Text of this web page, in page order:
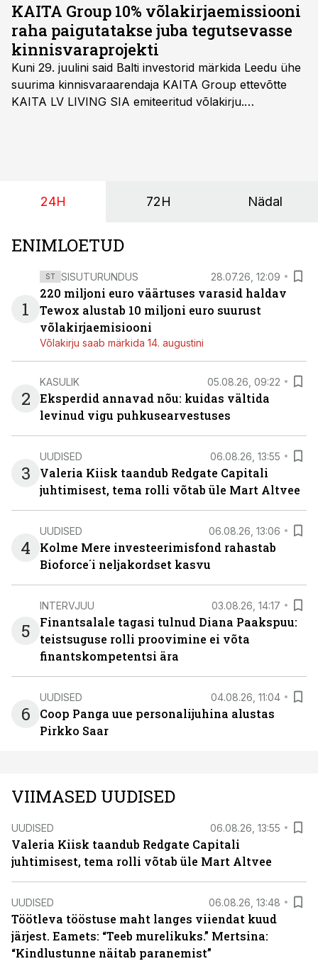
KAITA Group 10% võlakirjaemissiooni
raha paigutatakse juba tegutsevasse
kinnisvaraprojekti
Kuni 29. juulini said Balti investorid märkida Leedu ühe
suurima kinnisvaraarendaja KAITA Group ettevõtte
KAITA LV LIVING SIA emiteeritud võlakirju.
24H 72H Nädal
ENIMLOETUD
1
ST SISUTURUNDUS 28.07.26, 12:09
220 miljoni euro väärtuses varasid haldav
Tewox alustab 10 miljoni euro suurust
võlakirjaemisiooni
Võlakirju saab märkida 14. augustini
2
KASULIK 05.08.26, 09:22
Eksperdid annavad nõu: kuidas vältida
levinud vigu puhkusearvestuses
3
UUDISED 06.08.26, 13:55
Valeria Kiisk taandub Redgate Capitali
juhtimisest, tema rolli võtab üle Mart Altvee
4
UUDISED 06.08.26, 13:06
Kolme Mere investeerimisfond rahastab
Bioforce´i neljakordset kasvu
5
INTERVJUU 03.08.26, 14:17
Finantsalale tagasi tulnud Diana Paakspuu:
teistsuguse rolli proovimine ei võta
finantskompetentsi ära
6
UUDISED 04.08.26, 11:04
Coop Panga uue personalijuhina alustas
Pirkko Saar
VIIMASED UUDISED
UUDISED 06.08.26, 13:55
Valeria Kiisk taandub Redgate Capitali
juhtimisest, tema rolli võtab üle Mart Altvee
UUDISED 06.08.26, 13:48
Töötleva tööstuse maht langes viiendat kuud
järjest. Eamets: “Teeb murelikuks.” Mertsina:
“Kindlustunne näitab paranemist”